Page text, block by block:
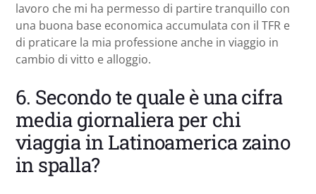
lavoro che mi ha permesso di partire tranquillo con
una buona base economica accumulata con il TFR e
di praticare la mia professione anche in viaggio in
cambio di vitto e alloggio.
6. Secondo te quale è una cifra
media giornaliera per chi
viaggia in Latinoamerica zaino
in spalla?